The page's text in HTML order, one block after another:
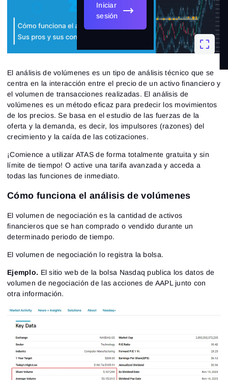
Iniciar
sesión
El análisis de volúmenes es un tipo de análisis técnico que se
centra en la interacción entre el precio de un activo financiero y
el volumen de transacciones realizadas. El análisis de
volúmenes es un método eficaz para predecir los movimientos
de los precios. Se basa en el estudio de las fuerzas de la
oferta y la demanda, es decir, los impulsores (razones) del
crecimiento y la caída de las cotizaciones.
¡Comience a utilizar ATAS de forma totalmente gratuita y sin
límite de tiempo! O active una tarifa avanzada y acceda a
todas las funciones de inmediato.
Cómo funciona el análisis de volúmenes
El volumen de negociación es la cantidad de activos
financieros que se han comprado o vendido durante un
determinado periodo de tiempo.
El volumen de negociación lo registra la bolsa.
Ejemplo. El sitio web de la bolsa Nasdaq publica los datos de
volumen de negociación de las acciones de AAPL junto con
otra información.